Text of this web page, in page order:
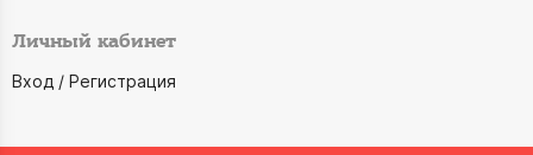
Личный кабинет
Вход / Регистрация